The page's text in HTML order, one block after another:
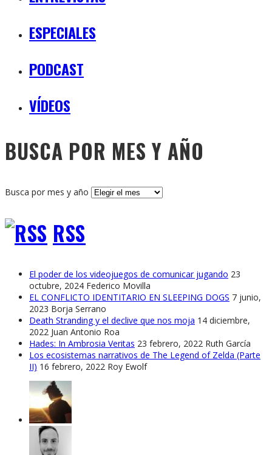
ESPECIALES
PODCAST
VÍDEOS
BUSCA POR MES Y AÑO
Busca por mes y año
RSS
El poder de los videojuegos de comunicar jugando 23
octubre, 2024 Federico Movilla
EL CONFLICTO IDENTITARIO EN SLEEPING DOGS 7 junio,
2023 Borja Serrano
Death Stranding y el declive que nos moja 14 diciembre,
2022 Juan Antonio Roa
Hades: In Ambrosia Veritas 23 febrero, 2022 Ruth García
Los ecosistemas narrativos de The Legend of Zelda (Parte
II) 16 febrero, 2022 Roy Ewolf